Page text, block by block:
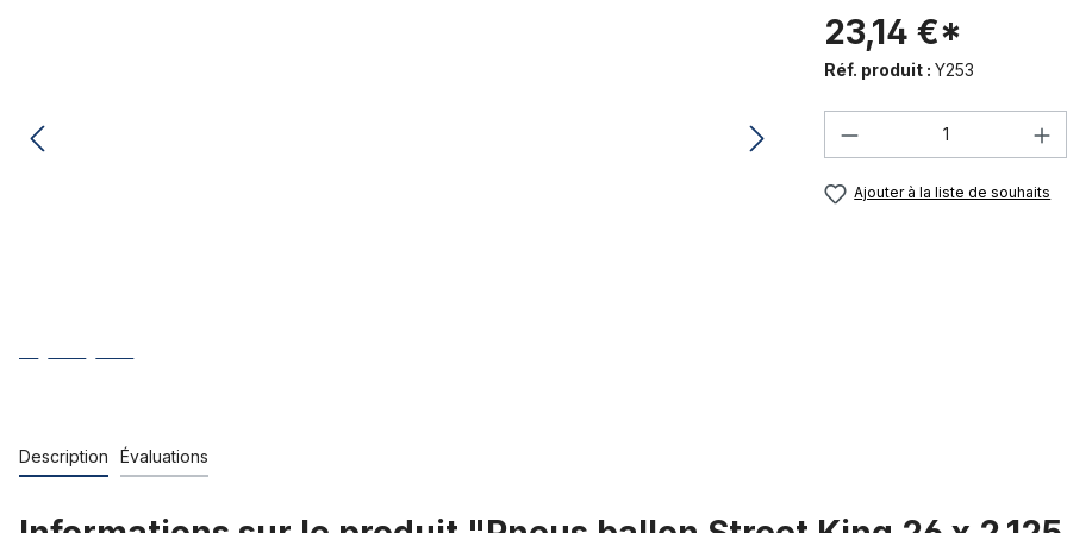
23,14 €*
Réf. produit : Y253
Quantité de
Ajouter à la liste de souhaits
Description Évaluations